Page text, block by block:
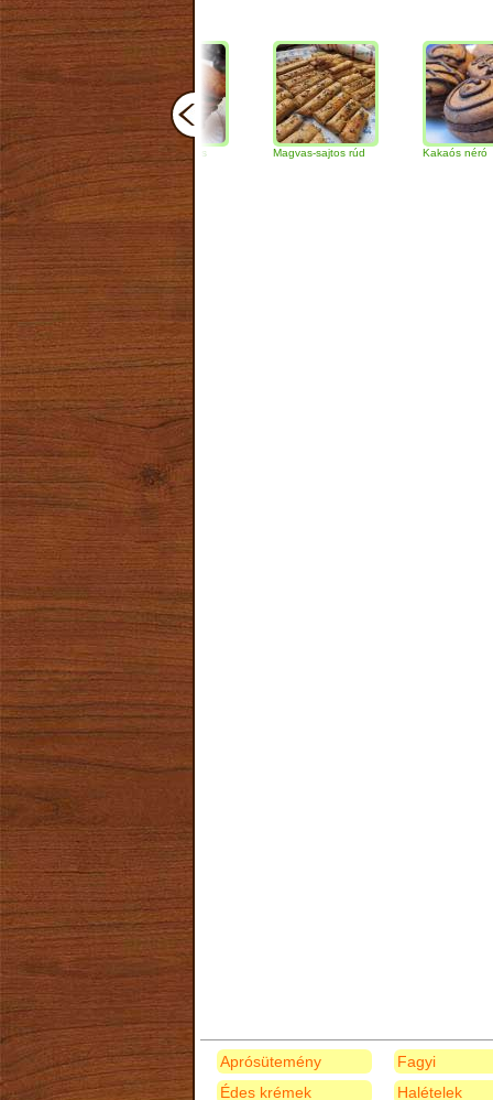
Csokoládés-diós
szendvics
Magvas-sajtos rúd Kakaós néró
Aprósütemény
Édes krémek
Fagyi
Halételek